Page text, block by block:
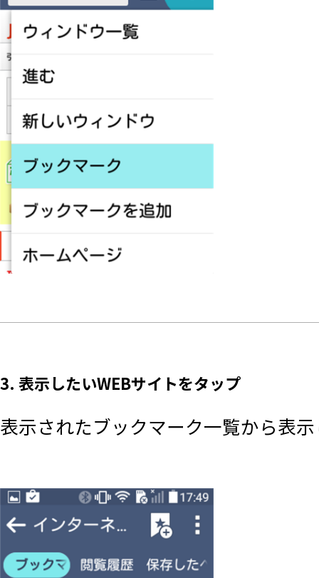
3. 表示したいWEBサイトをタップ
表示されたブックマーク一覧から表